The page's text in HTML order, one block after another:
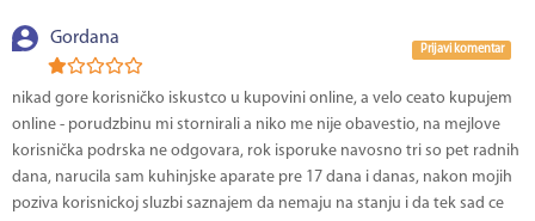
Gordana
Prijavi komentar
nikad gore korisničko iskustco u kupovini online, a velo ceato kupujem
online - porudzbinu mi stornirali a niko me nije obavestio, na mejlove
korisnička podrska ne odgovara, rok isporuke navosno tri so pet radnih
dana, narucila sam kuhinjske aparate pre 17 dana i danas, nakon mojih
poziva korisnickoj sluzbi saznajem da nemaju na stanju i da tek sad ce